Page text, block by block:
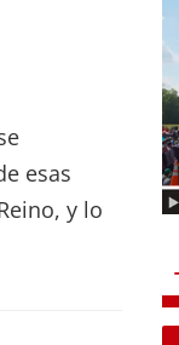
esas
y lo